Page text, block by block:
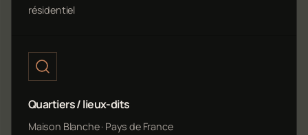
résidentiel
Quartiers / lieux-dits
Maison Blanche · Pays de France